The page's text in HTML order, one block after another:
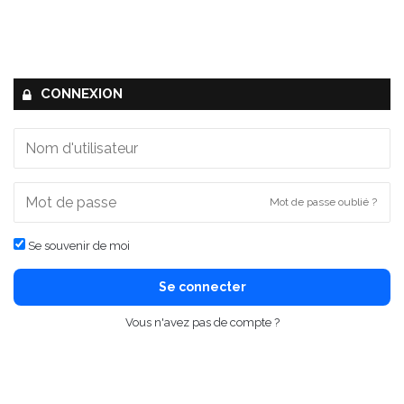
CONNEXION
Mot de passe oublié ?
Se souvenir de moi
Se connecter
Vous n'avez pas de compte ?